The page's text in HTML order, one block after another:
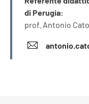
di Perugia:
prof. Antonio